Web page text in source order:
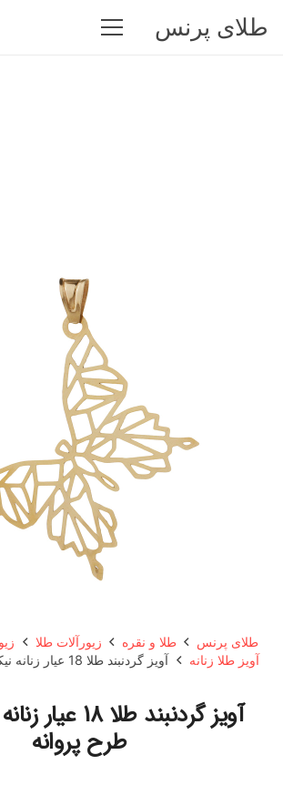
طلای پرنس
طلای پرنس طلا و نقره زیورآلات طلا
آویز طلا زنانه
آویز گردنبند طلا 18 عیار زنانه نیکان گلد طرح پروانه
آویز گردنبند طلا
طرح پروانه